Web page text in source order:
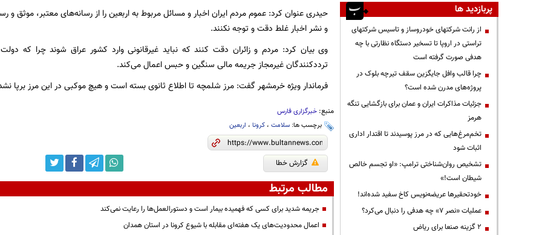
حیدری عنوان کرد: عموم مردم ایران اخبار و مسائل مربوط به اربعین را از رسانه‌های معتبر، موثق
و نشر اخبار غلط دقت و توجه نکنند.
وی بیان کرد: مردم و زائران دقت کنند که نباید غیرقانونی وارد کشور عراق شوند چرا که
تردد‌کنندگان غیرمجاز جریمه مالی سنگین و حبس اعمال می‌کند.
فرماندار ویژه خرمشهر گفت: مرز شلمچه تا اطلاع ثانوی بسته است و هیچ موکبی در این مرز برپا
منبع: خبرگزاری فارس
برچسب ها: سلامت، کرونا، اربعین
گزارش خطا
مطالب مرتبط
جریمه شدید برای کسی که فهمیده بیمار است و دستورالعمل‌ها را رعایت نمی‌کند
اعمال محدودیت‌های یک هفته‌ای مقابله با شیوع کرونا در استان همدان
پربازدید ها
از رانت‌ شرکتهای خودروساز و تاسیس شرکتهای
تراستی در اروپا تا تسخیر دستگاه نظارتی با چه
هدفی صورت گرفته است
چرا قالب وافل جایگزین سقف تیرچه بلوک در
پروژه‌های مدرن شده است؟
جزئیات مذاکرات ایران و عمان برای بازگشایی تنگه
هرمز
تخم‌مرغ‌هایی که در مرز پوسیدند تا اقتدار اداری
اثبات شود
تشخیص روان‌شناختی ترامپ: «او تجسم خالص
شیطان است!»
خودتحقیرها عریضه‌نویس کاخ سفید شده‌اند!
عملیات «نصر ۷» چه هدفی را دنبال می‌کرد؟
۲ گزینه صنعا برای ریاض